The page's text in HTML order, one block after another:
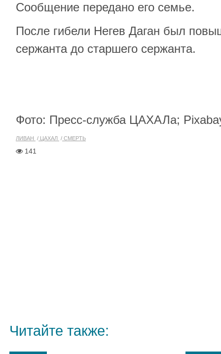
Сообщение передано его семье.
После гибели Негев Даган был
сержанта до старшего сержанта.
Фото: Пресс-служба ЦАХАЛа;
ЛИВАН ЦАХАЛ СМЕРТЬ
141
Читайте также: